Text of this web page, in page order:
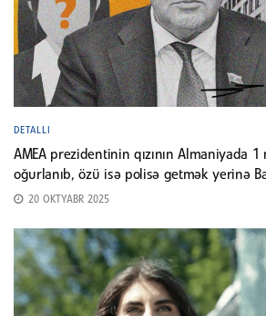
DETALLI
AMEA prezidentinin qızının Almaniyada
oğurlanıb, özü isə polisə getmək yerinə
20 OKTYABR 2025